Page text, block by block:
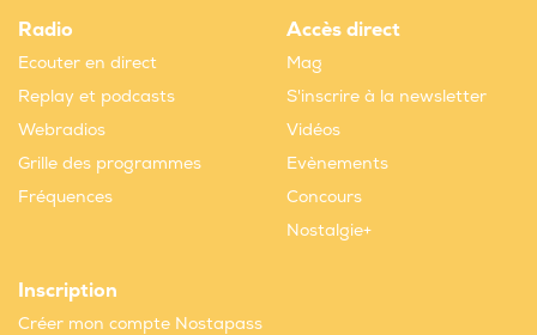
Radio
Ecouter en direct
Replay et podcasts
Webradios
Grille des programmes
Fréquences
Accès direct
Mag
S'inscrire à la newsletter
Vidéos
Evènements
Concours
Nostalgie+
Inscription
Créer mon compte Nostapass